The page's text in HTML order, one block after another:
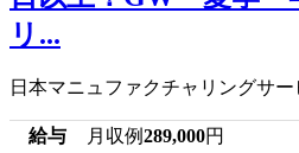
リ...
日本マニュファクチャリングサ
給与 月収例289,000円